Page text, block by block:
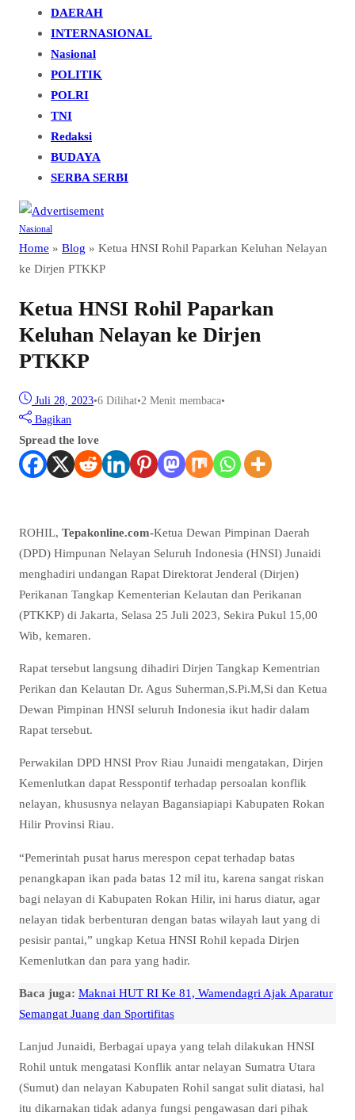
DAERAH
INTERNASIONAL
Nasional
POLITIK
POLRI
TNI
Redaksi
BUDAYA
SERBA SERBI
Nasional
Home » Blog » Ketua HNSI Rohil Paparkan Keluhan Nelayan
ke Dirjen PTKKP
Ketua HNSI Rohil Paparkan
Keluhan Nelayan ke Dirjen
PTKKP
Juli 28, 2023•6 Dilihat•2 Menit membaca•
Bagikan
Spread the love
ROHIL, Tepakonline.com-Ketua Dewan Pimpinan Daerah
(DPD) Himpunan Nelayan Seluruh Indonesia (HNSI) Junaidi
menghadiri undangan Rapat Direktorat Jenderal (Dirjen)
Perikanan Tangkap Kementerian Kelautan dan Perikanan
(PTKKP) di Jakarta, Selasa 25 Juli 2023, Sekira Pukul 15,00
Wib, kemaren.
Rapat tersebut langsung dihadiri Dirjen Tangkap Kementrian
Perikan dan Kelautan Dr. Agus Suherman,S.Pi.M,Si dan Ketua
Dewan Pimpinan HNSI seluruh Indonesia ikut hadir dalam
Rapat tersebut.
Perwakilan DPD HNSI Prov Riau Junaidi mengatakan, Dirjen
Kemenlutkan dapat Resspontif terhadap persoalan konflik
nelayan, khususnya nelayan Bagansiapiapi Kabupaten Rokan
Hilir Provinsi Riau.
“Pemerintah pusat harus merespon cepat terhadap batas
penangkapan ikan pada batas 12 mil itu, karena sangat riskan
bagi nelayan di Kabupaten Rokan Hilir, ini harus diatur, agar
nelayan tidak berbenturan dengan batas wilayah laut yang di
pesisir pantai,” ungkap Ketua HNSI Rohil kepada Dirjen
Kemenlutkan dan para yang hadir.
Baca juga: Maknai HUT RI Ke 81, Wamendagri Ajak Aparatur
Semangat Juang dan Sportifitas
Lanjud Junaidi, Berbagai upaya yang telah dilakukan HNSI
Rohil untuk mengatasi Konflik antar nelayan Sumatra Utara
(Sumut) dan nelayan Kabupaten Rohil sangat sulit diatasi, hal
itu dikarnakan tidak adanya fungsi pengawasan dari pihak